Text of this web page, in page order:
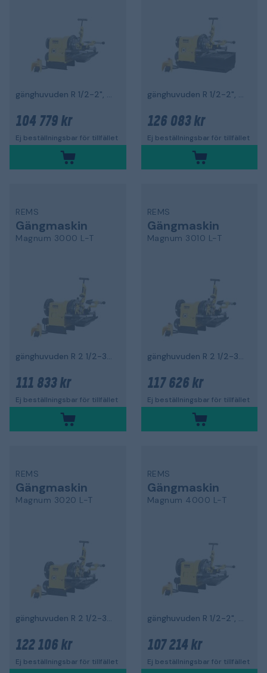
gänghuvuden R 1/2-2", 2000 W
104 779 kr
Ej beställningsbar för tillfället
gänghuvuden R 1/2-2", 2000 W
126 083 kr
Ej beställningsbar för tillfället
REMS
Gängmaskin
Magnum 3000 L-T
gänghuvuden R 2 1/2-3", 1700 W
111 833 kr
Ej beställningsbar för tillfället
REMS
Gängmaskin
Magnum 3010 L-T
gänghuvuden R 2 1/2-3", 2100 W
117 626 kr
Ej beställningsbar för tillfället
REMS
Gängmaskin
Magnum 3020 L-T
gänghuvuden R 2 1/2-3", 2000 W
122 106 kr
Ej beställningsbar för tillfället
REMS
Gängmaskin
Magnum 4000 L-T
gänghuvuden R 1/2-2", 1700 W
107 214 kr
Ej beställningsbar för tillfället